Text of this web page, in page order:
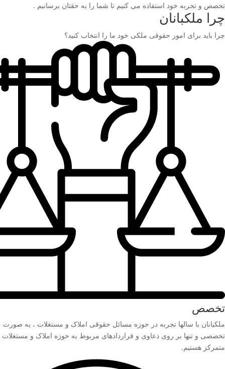
تخصص و تجربه خود استفاده می کنیم تا شما را به حقتان برسانیم .
چرا ملکبانان
چرا باید برای امور حقوقی ملکی خود ما را انتخاب کنید؟
تخصص
ملکبانان با سالها تجربه در حوزه مسائل حقوقی املاک و مستغلات ، به صورت
تخصصی و تنها بر روی دعاوی و قراردادهای مربوط به حوزه املاک و مستغلات
متمرکز هستیم.